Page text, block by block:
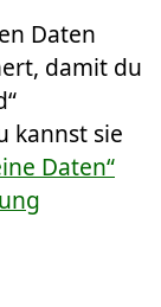
Daten
damit du
kannst sie
Daten“